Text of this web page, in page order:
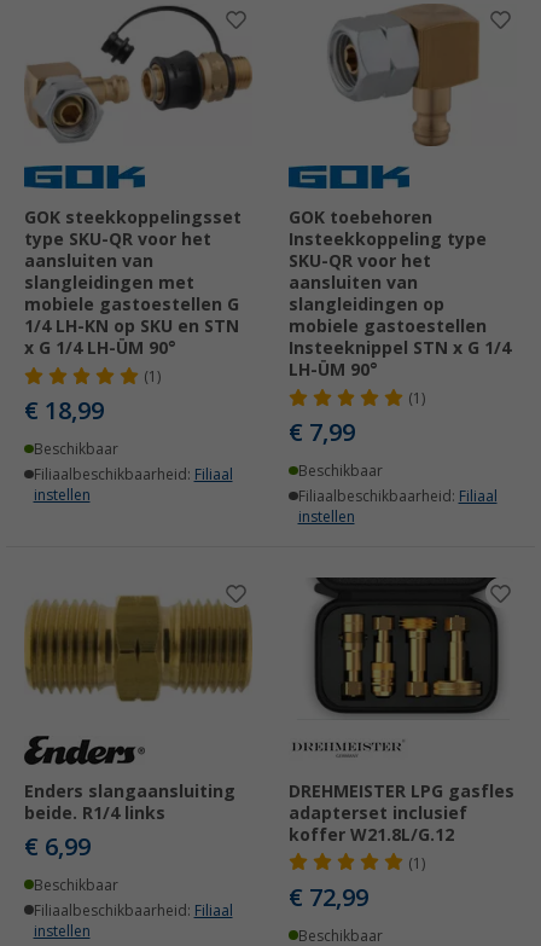
GOK steekkoppelingsset
type SKU-QR voor het
aansluiten van
slangleidingen met
mobiele gastoestellen G
1/4 LH-KN op SKU en STN
x G 1/4 LH-ÜM 90°
(1)
€ 18,99
Beschikbaar
Filiaalbeschikbaarheid: Filiaal
instellen
GOK toebehoren
Insteekkoppeling type
SKU-QR voor het
aansluiten van
slangleidingen op
mobiele gastoestellen
Insteeknippel STN x G 1/4
LH-ÜM 90°
(1)
€ 7,99
Beschikbaar
Filiaalbeschikbaarheid: Filiaal
instellen
Enders slangaansluiting
beide. R1/4 links
€ 6,99
Beschikbaar
Filiaalbeschikbaarheid: Filiaal
instellen
DREHMEISTER LPG gasfles
adapterset inclusief
koffer W21.8L/G.12
(1)
€ 72,99
Beschikbaar